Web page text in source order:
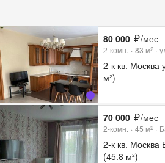
80 000 /мес
2-комн. 83 м2
2-к кв. Москва
м²)
70 000 /мес
2-комн. 45 м2
2-к кв. Москва
(45.8 м²)